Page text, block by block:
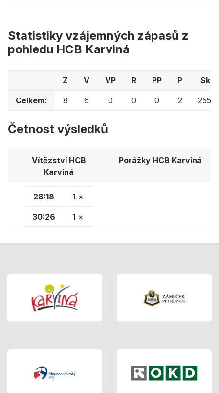
Statistiky vzájemných zápasů z
pohledu HCB Karviná
Z V VP R PP P
Celkem: 8 6 0 0 0 2
Četnost výsledků
Vítězství HCB
Karviná
Porážky HCB Karviná
28:18 1 ×
30:26 1 ×